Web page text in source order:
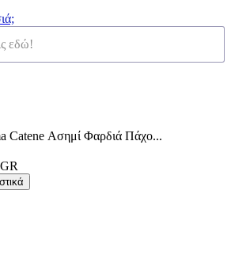
Catene Ασημί Φαρδιά Πάχο...